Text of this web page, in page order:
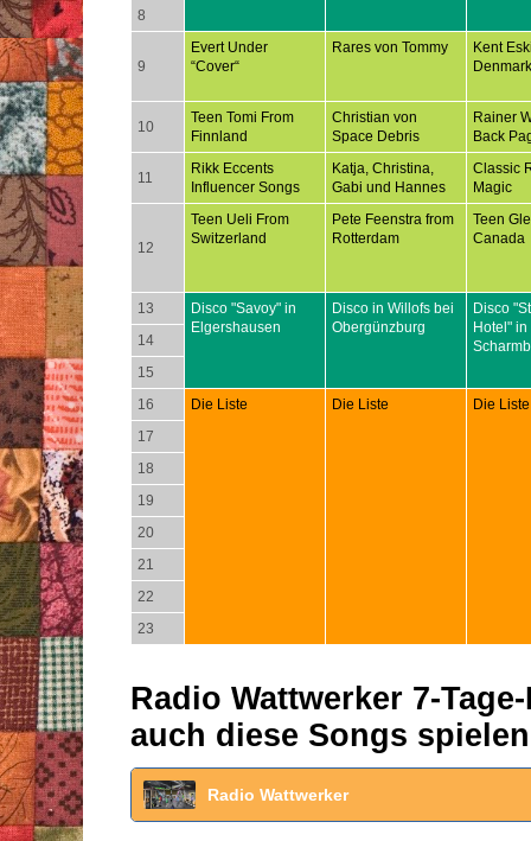
8
9
Evert Under
“Cover“
Rares von Tommy
Kent
Denmark
10
Teen Tomi From
Finnland
Christian von
Space Debris
Rainer
Back
11
Rikk Eccents
Influencer Songs
Katja, Christina,
Gabi und Hannes
Classic
Magic
12
Teen Ueli From
Switzerland
Pete Feenstra from
Rotterdam
Teen
Canada
13
Disco "Savoy" in
Elgershausen
Disco in Willofs bei
Obergünzburg
Disco
Hotel"
14
15
16
Die Liste Die Liste
Die Liste
17
18
19
20
21
22
23
Radio Wattwerker 7-
auch diese Songs spielen
Radio Wattwerker